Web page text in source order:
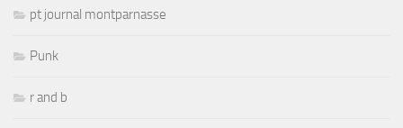
pt journal montparnasse
Punk
r and b